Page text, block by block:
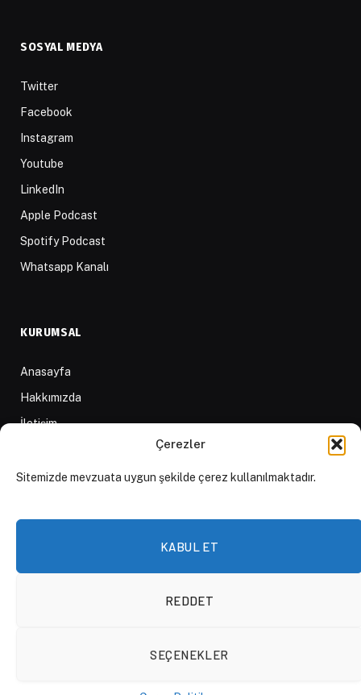
Çerezler
Sitemizde mevzuata uygun şekilde çerez kullanılmaktadır.
KABUL ET
REDDET
SEÇENEKLER
SOSYAL MEDYA
Twitter
Facebook
Instagram
Youtube
LinkedIn
Apple Podcast
Spotify Podcast
Whatsapp Kanalı
KURUMSAL
Anasayfa
Hakkımızda
İletişim
D84 Yayınları
Çerez Politikası